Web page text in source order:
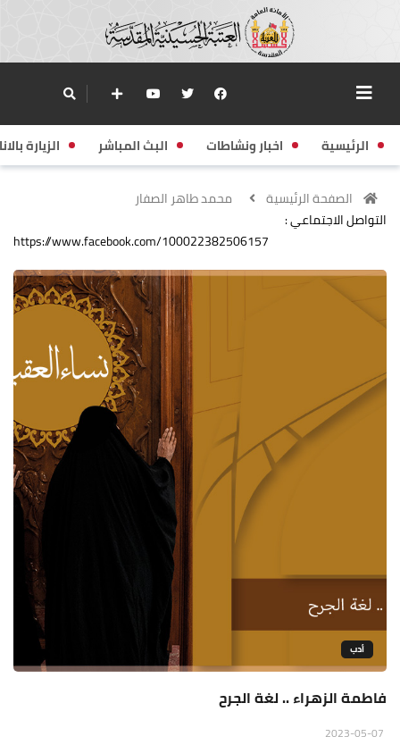
الرئيسية اخبار ونشاطات البث المباشر الزيارة
الصفحة الرئيسية
محمد طاهر الصفار
التواصل الاجتماعي :
https://www.facebook.com/100022382506157
أدب
فاطمة الزهراء .. لغة الجرح